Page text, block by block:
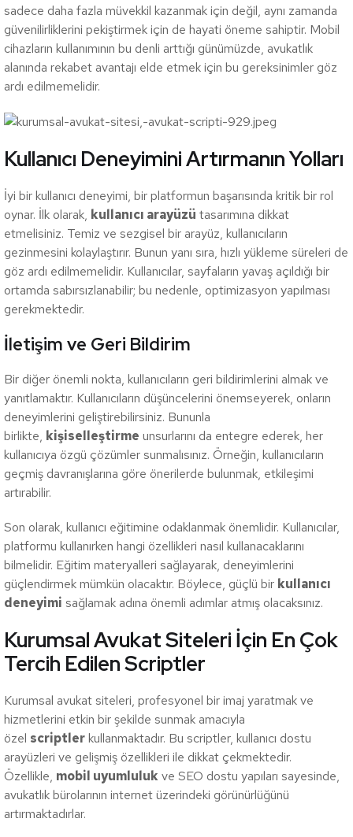
sadece daha fazla müvekkil kazanmak için değil, aynı zamanda
güvenilirliklerini pekiştirmek için de hayati öneme sahiptir. Mobil
cihazların kullanımının bu denli arttığı günümüzde, avukatlık
alanında rekabet avantajı elde etmek için bu gereksinimler göz
ardı edilmemelidir.
Kullanıcı Deneyimini Artırmanın Yolları
İyi bir kullanıcı deneyimi, bir platformun başarısında kritik bir rol
oynar. İlk olarak, kullanıcı arayüzü tasarımına dikkat
etmelisiniz. Temiz ve sezgisel bir arayüz, kullanıcıların
gezinmesini kolaylaştırır. Bunun yanı sıra, hızlı yükleme süreleri de
göz ardı edilmemelidir. Kullanıcılar, sayfaların yavaş açıldığı bir
ortamda sabırsızlanabilir; bu nedenle, optimizasyon yapılması
gerekmektedir.
İletişim ve Geri Bildirim
Bir diğer önemli nokta, kullanıcıların geri bildirimlerini almak ve
yanıtlamaktır. Kullanıcıların düşüncelerini önemseyerek, onların
deneyimlerini geliştirebilirsiniz. Bununla
birlikte, kişiselleştirme unsurlarını da entegre ederek, her
kullanıcıya özgü çözümler sunmalısınız. Örneğin, kullanıcıların
geçmiş davranışlarına göre önerilerde bulunmak, etkileşimi
artırabilir.
Son olarak, kullanıcı eğitimine odaklanmak önemlidir. Kullanıcılar,
platformu kullanırken hangi özellikleri nasıl kullanacaklarını
bilmelidir. Eğitim materyalleri sağlayarak, deneyimlerini
güçlendirmek mümkün olacaktır. Böylece, güçlü bir kullanıcı
deneyimi sağlamak adına önemli adımlar atmış olacaksınız.
Kurumsal Avukat Siteleri İçin En Çok
Tercih Edilen Scriptler
Kurumsal avukat siteleri, profesyonel bir imaj yaratmak ve
hizmetlerini etkin bir şekilde sunmak amacıyla
özel scriptlerkullanmaktadır. Bu scriptler, kullanıcı dostu
arayüzleri ve gelişmiş özellikleri ile dikkat çekmektedir.
Özellikle, mobil uyumlulukve SEO dostu yapıları sayesinde,
avukatlık bürolarının internet üzerindeki görünürlüğünü
artırmaktadırlar.